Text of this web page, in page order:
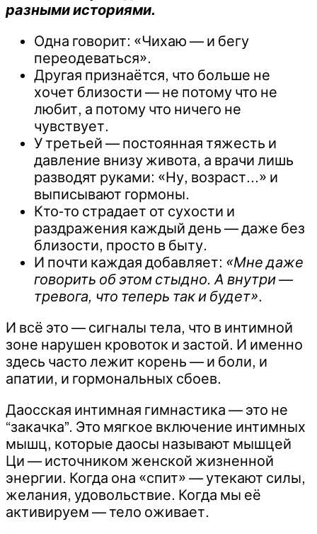
разными историями.
Одна говорит: «Чихаю — и бегу
переодеваться».
Другая признаётся, что больше не
хочет близости — не потому что не
любит, а потому что ничего не
чувствует.
У третьей — постоянная тяжесть и
давление внизу живота, а врачи лишь
разводят руками: «Ну, возраст…» и
выписывают гормоны.
Кто-то страдает от сухости и
раздражения каждый день — даже без
близости, просто в быту.
И почти каждая добавляет: «Мне даже
говорить об этом стыдно. А внутри —
тревога, что теперь так и будет».
И всё это — сигналы тела, что в интимной
зоне нарушен кровоток и застой. И именно
здесь часто лежит корень — и боли, и
апатии, и гормональных сбоев.
Даосская интимная гимнастика — это не
“закачка”. Это мягкое включение интимных
мышц, которые даосы называют мышцей
Ци — источником женской жизненной
энергии. Когда она «спит» — утекают силы,
желания, удовольствие. Когда мы её
активируем — тело оживает.